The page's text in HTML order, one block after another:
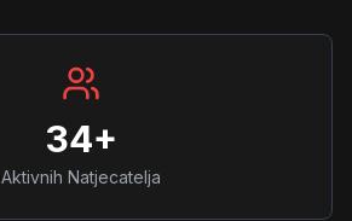
34+
Aktivnih Natjecatelja